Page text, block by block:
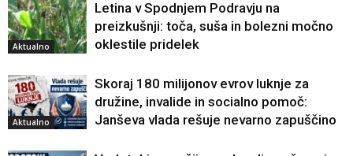
Aktualno
Letina v Spodnjem Podravju na
preizkušnji: toča, suša in bolezni močno
oklestile pridelek
Aktualno
Skoraj 180 milijonov evrov luknje za
družine, invalide in socialno pomoč:
Janševa vlada rešuje nevarno zapuščino